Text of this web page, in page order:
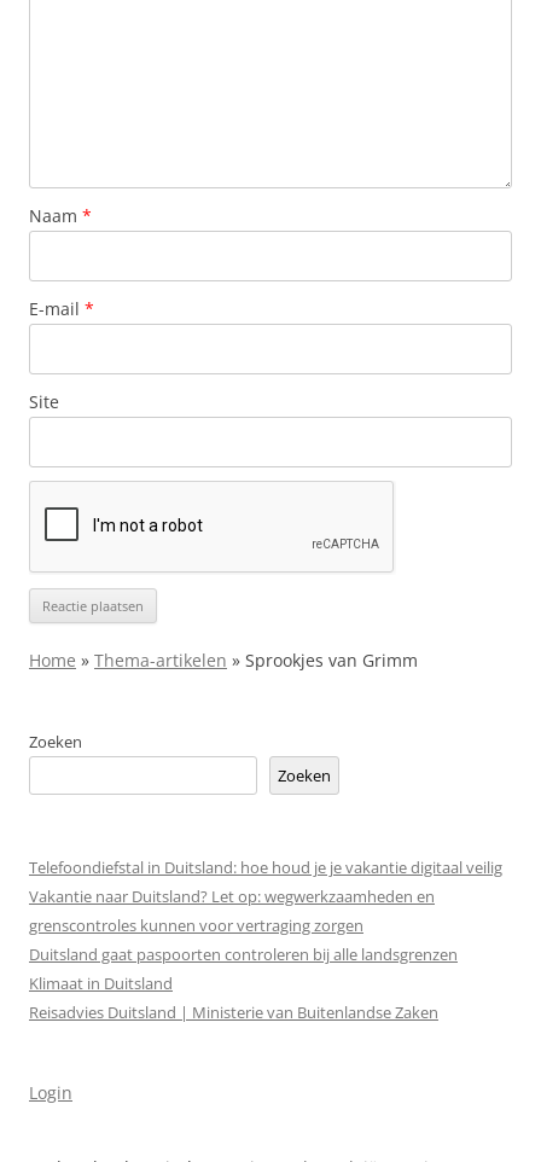
Naam *
E-mail *
Site
Home » Thema-artikelen » Sprookjes van Grimm
Zoeken
Zoeken
Telefoondiefstal in Duitsland: hoe houd je je vakantie digitaal veilig
Vakantie naar Duitsland? Let op: wegwerkzaamheden en
grenscontroles kunnen voor vertraging zorgen
Duitsland gaat paspoorten controleren bij alle landsgrenzen
Klimaat in Duitsland
Reisadvies Duitsland | Ministerie van Buitenlandse Zaken
Login